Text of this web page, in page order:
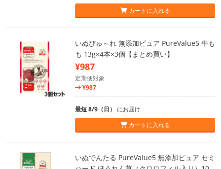
カートに入れる
いぬぴゅ～れ 無添加ピュア PureValue5 牛も
も 13g×4本×3個【まとめ買い】
¥987
定期便対象
¥987
最短 8/9（日） にお届け
カートに入れる
いぬでんたる PureValue5 無添加ピュア セミ